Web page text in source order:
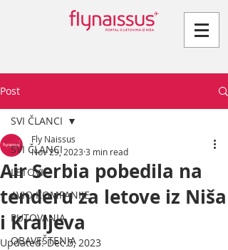
Post
SVI ČLANCI
LETOVI
AVIO KOMPANIJE
PUTOVANJA
OBAVEŠTENJA
SVI ČLANCI
Air Serbia pobedila na
tenderu za letove iz Niša
i Kraljeva
Fly Naissus
Nov 29, 2023 3 min read
Updated:Dec 5, 2023